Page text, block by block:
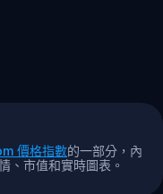
價格指數的一部分，內
、市值和實時圖表。